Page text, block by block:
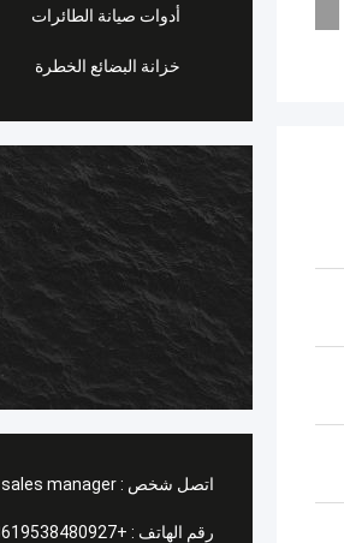
أدوات صيانة الطائرات
خزانة البضائع الخطرة
اتصل شخص :sales manager
رقم الهاتف : +8619538480927